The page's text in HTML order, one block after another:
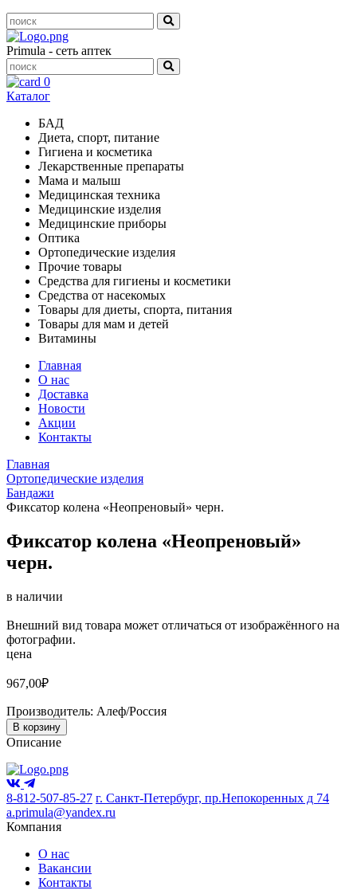
Primula - сеть аптек
0
Каталог
БАД
Диета, спорт, питание
Гигиена и косметика
Лекарственные препараты
Мама и малыш
Медицинская техника
Медицинские изделия
Медицинские приборы
Оптика
Ортопедические изделия
Прочие товары
Средства для гигиены и косметики
Средства от насекомых
Товары для диеты, спорта, питания
Товары для мам и детей
Витамины
Главная
О нас
Доставка
Новости
Акции
Контакты
Главная
Ортопедические изделия
Бандажи
Фиксатор колена «Неопреновый» черн.
Фиксатор колена «Неопреновый»
черн.
в наличии
Внешний вид товара может отличаться от изображённого на
фотографии.
цена
967,00₽
Производитель: Алеф/Россия
В корзину
Описание
8-812-507-85-27 г. Санкт-Петербург, пр.Непокоренных д 74
a.primula@yandex.ru
Компания
О нас
Вакансии
Контакты